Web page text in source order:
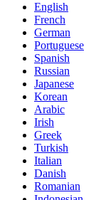
English
French
German
Portuguese
Spanish
Russian
Japanese
Korean
Arabic
Irish
Greek
Turkish
Italian
Danish
Romanian